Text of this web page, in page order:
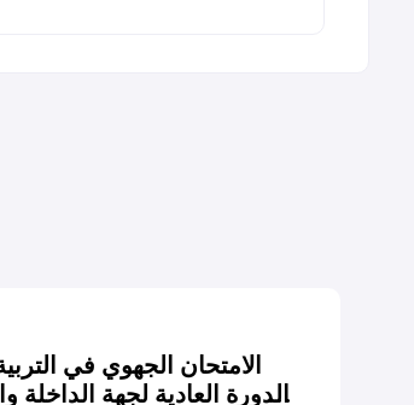
الامتحان الجهوي في
الدورة العادية لجهة الداخلة